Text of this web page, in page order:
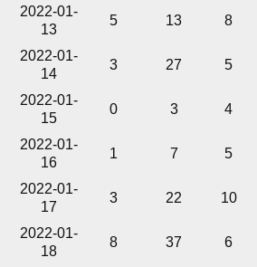
2022-01-
13
5 13 8
2022-01-
14
3 27 5
2022-01-
15
0 3 4
2022-01-
16
1 7 5
2022-01-
17
3 22 10
2022-01-
18
8 37 6